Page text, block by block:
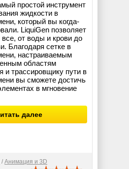
простой инструмент
жидкости в
который вы когда-
LiquiGen позволяет
все, от воды и крови до
Благодаря сетке в
настраиваемым
областям
и трассировщику пути в
вы сможете достичь
в мгновение
далее
/ Анимация и 3D